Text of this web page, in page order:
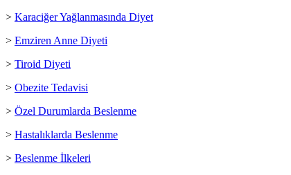
> Karaciğer Yağlanmasında Diyet
> Emziren Anne Diyeti
> Tiroid Diyeti
> Obezite Tedavisi
> Özel Durumlarda Beslenme
> Hastalıklarda Beslenme
> Beslenme İlkeleri